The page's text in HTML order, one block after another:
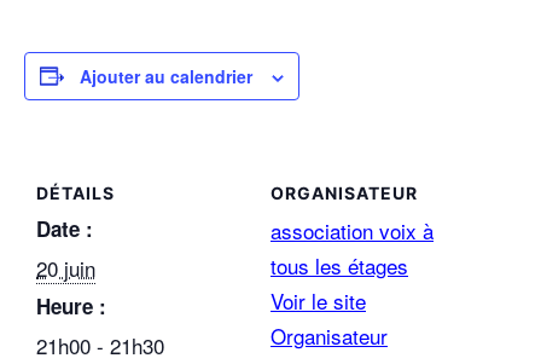
Ajouter au calendrier
DÉTAILS
Date :
20 juin
Heure :
21h00 - 21h30
ORGANISATEUR
association voix à
tous les étages
Voir le site
Organisateur